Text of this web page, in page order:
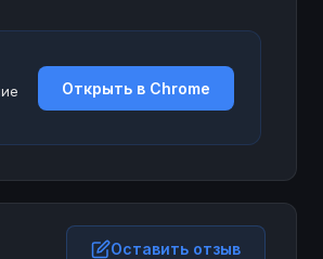
Открыть в Chrome
Оставить отзыв